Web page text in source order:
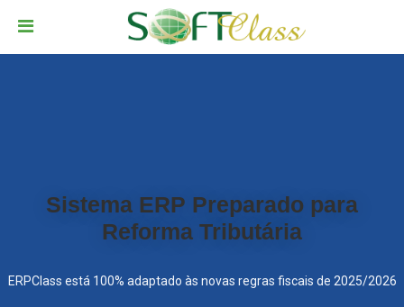
Sistema ERP Preparado para
Reforma Tributária
ERPClass está 100% adaptado às novas regras fiscais de 2025/2026